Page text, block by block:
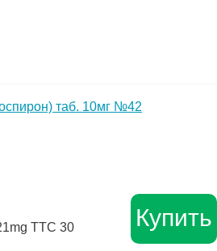
таб. 10мг №42
ТТС 30
Купить